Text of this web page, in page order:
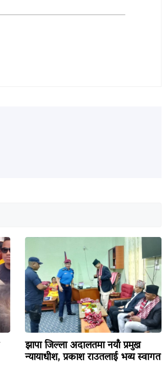
झापा जिल्ला अदालतमा नयाँ प्रमुख
न्यायाधीश, प्रकाश राउतलाई भव्य स्वागत